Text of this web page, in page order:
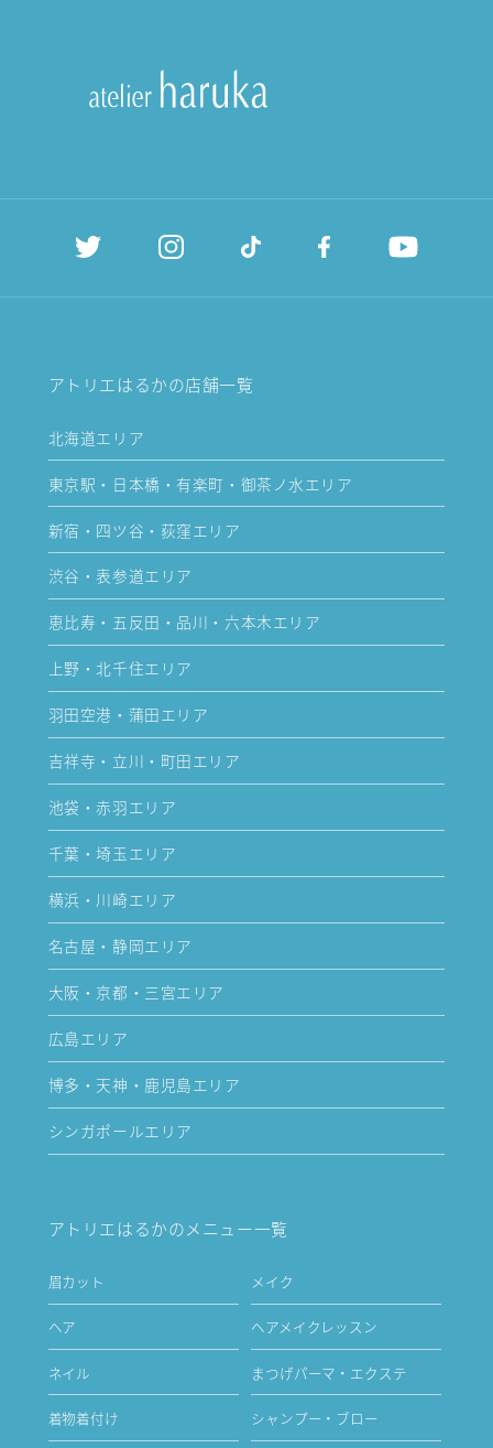
アトリエはるかの店舗一覧
北海道エリア
東京駅・日本橋・有楽町・御茶ノ水エリア
新宿・四ツ谷・荻窪エリア
渋谷・表参道エリア
恵比寿・五反田・品川・六本木エリア
上野・北千住エリア
羽田空港・蒲田エリア
吉祥寺・立川・町田エリア
池袋・赤羽エリア
千葉・埼玉エリア
横浜・川崎エリア
名古屋・静岡エリア
大阪・京都・三宮エリア
広島エリア
博多・天神・鹿児島エリア
シンガポールエリア
アトリエはるかのメニュー一覧
眉カット メイク
ヘア ヘアメイクレッスン
ネイル まつげパーマ・エクステ
着物着付け シャンプー・ブロー